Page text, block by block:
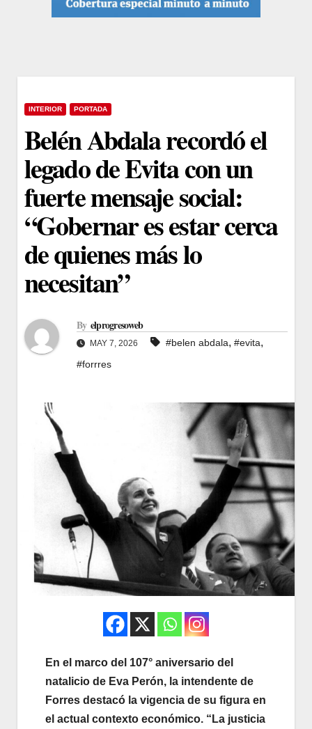
INTERIOR PORTADA
Belén Abdala recordó el
legado de Evita con un
fuerte mensaje social:
“Gobernar es estar cerca
de quienes más lo
necesitan”
By elprogresoweb
MAY 7, 2026 #belen abdala, #evita,
#forrres
En el marco del 107° aniversario del
natalicio de Eva Perón, la intendente de
Forres destacó la vigencia de su figura en
el actual contexto económico. “La justicia